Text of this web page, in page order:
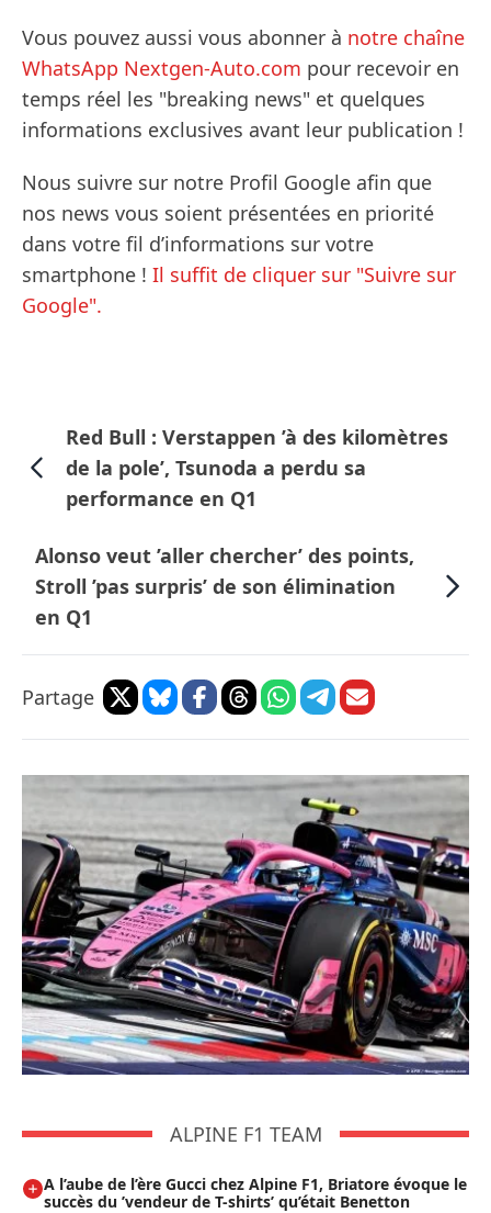
Vous pouvez aussi vous abonner à notre chaîne
WhatsApp Nextgen-Auto.com pour recevoir en
temps réel les "breaking news" et quelques
informations exclusives avant leur publication !
Nous suivre sur notre Profil Google afin que
nos news vous soient présentées en priorité
dans votre fil d’informations sur votre
smartphone ! Il suffit de cliquer sur "Suivre sur
Google".
Red Bull : Verstappen ’à des kilomètres
de la pole’, Tsunoda a perdu sa
performance en Q1
Alonso veut ’aller chercher’ des points,
Stroll ’pas surpris’ de son élimination
en Q1
Partage
ALPINE F1 TEAM
A l’aube de l’ère Gucci chez Alpine F1, Briatore évoque le
succès du ’vendeur de T-shirts’ qu’était Benetton